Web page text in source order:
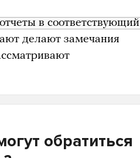
в соответствующий
делают замечания
обратиться